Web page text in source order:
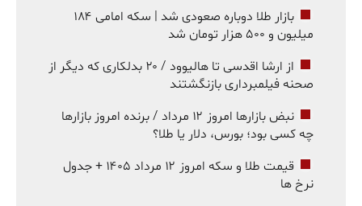
بازار طلا دوباره صعودی شد | سکه امامی ۱۸۴
میلیون و ۵۰۰ هزار تومان شد
از ارشا اقدسی تا هالیوود / ۲۰ بدلکاری که دیگر از
صحنه فیلمبرداری بازنگشتند
نبض بازارها امروز ۱۲ مرداد / برنده امروز بازارها
چه کسی بود؛ بورس، دلار یا طلا؟
قیمت طلا و سکه امروز ۱۲ مرداد ۱۴۰۵ + جدول
نرخ ها